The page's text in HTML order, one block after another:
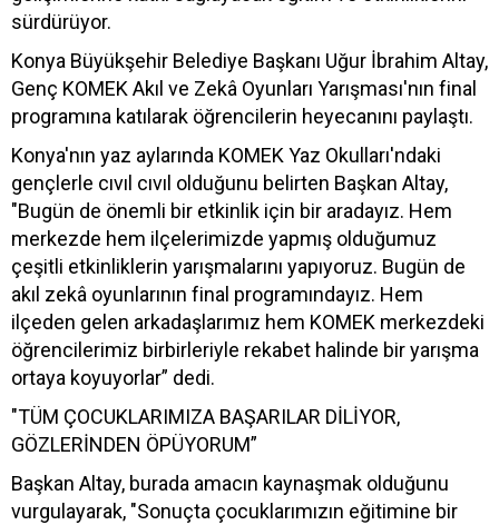
sürdürüyor.
Konya Büyükşehir Belediye Başkanı Uğur İbrahim Altay,
Genç KOMEK Akıl ve Zekâ Oyunları Yarışması'nın final
programına katılarak öğrencilerin heyecanını paylaştı.
Konya'nın yaz aylarında KOMEK Yaz Okulları'ndaki
gençlerle cıvıl cıvıl olduğunu belirten Başkan Altay,
"Bugün de önemli bir etkinlik için bir aradayız. Hem
merkezde hem ilçelerimizde yapmış olduğumuz
çeşitli etkinliklerin yarışmalarını yapıyoruz. Bugün de
akıl zekâ oyunlarının final programındayız. Hem
ilçeden gelen arkadaşlarımız hem KOMEK merkezdeki
öğrencilerimiz birbirleriyle rekabet halinde bir yarışma
ortaya koyuyorlar” dedi.
"TÜM ÇOCUKLARIMIZA BAŞARILAR DİLİYOR,
GÖZLERİNDEN ÖPÜYORUM”
Başkan Altay, burada amacın kaynaşmak olduğunu
vurgulayarak, "Sonuçta çocuklarımızın eğitimine bir